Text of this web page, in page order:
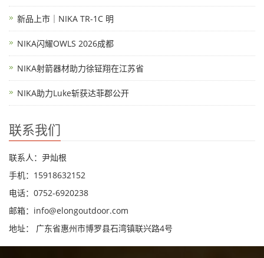
新品上市｜NIKA TR-1C 明
NIKA闪耀OWLS 2026成都
NIKA射箭器材助力徐钲翔在江苏省
NIKA助力Luke斩获达菲郡公开
联系我们
联系人：尹灿根
手机：15918632152
电话：0752-6920238
邮箱： info@elongoutdoor.com
地址： 广东省惠州市博罗县石湾镇联兴路4号